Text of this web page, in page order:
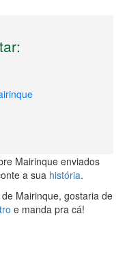
Mairinque enviados
a sua história.
Mairinque, gostaria de
e manda pra cá!